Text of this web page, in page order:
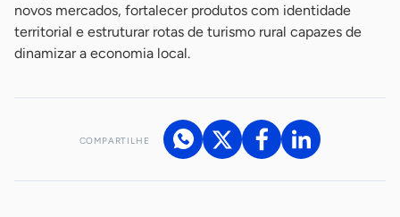
novos mercados, fortalecer produtos com identidade
territorial e estruturar rotas de turismo rural capazes de
dinamizar a economia local.
COMPARTILHE